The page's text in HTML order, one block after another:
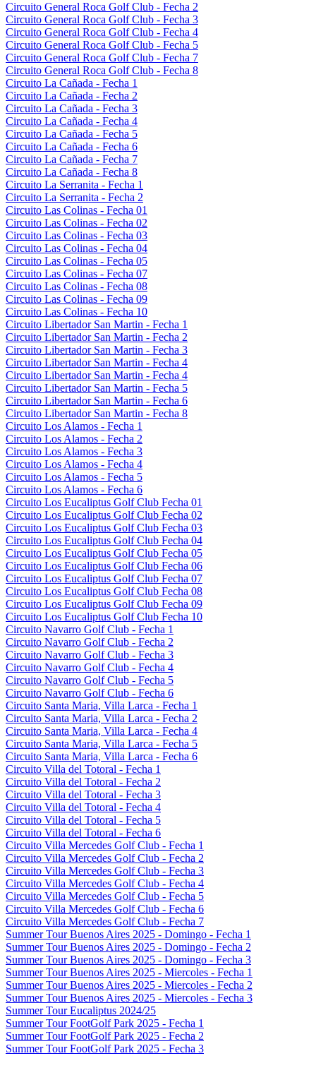
Circuito General Roca Golf Club - Fecha 2
Circuito General Roca Golf Club - Fecha 3
Circuito General Roca Golf Club - Fecha 4
Circuito General Roca Golf Club - Fecha 5
Circuito General Roca Golf Club - Fecha 7
Circuito General Roca Golf Club - Fecha 8
Circuito La Cañada - Fecha 1
Circuito La Cañada - Fecha 2
Circuito La Cañada - Fecha 3
Circuito La Cañada - Fecha 4
Circuito La Cañada - Fecha 5
Circuito La Cañada - Fecha 6
Circuito La Cañada - Fecha 7
Circuito La Cañada - Fecha 8
Circuito La Serranita - Fecha 1
Circuito La Serranita - Fecha 2
Circuito Las Colinas - Fecha 01
Circuito Las Colinas - Fecha 02
Circuito Las Colinas - Fecha 03
Circuito Las Colinas - Fecha 04
Circuito Las Colinas - Fecha 05
Circuito Las Colinas - Fecha 07
Circuito Las Colinas - Fecha 08
Circuito Las Colinas - Fecha 09
Circuito Las Colinas - Fecha 10
Circuito Libertador San Martin - Fecha 1
Circuito Libertador San Martin - Fecha 2
Circuito Libertador San Martin - Fecha 3
Circuito Libertador San Martin - Fecha 4
Circuito Libertador San Martin - Fecha 4
Circuito Libertador San Martin - Fecha 5
Circuito Libertador San Martin - Fecha 6
Circuito Libertador San Martin - Fecha 8
Circuito Los Alamos - Fecha 1
Circuito Los Alamos - Fecha 2
Circuito Los Alamos - Fecha 3
Circuito Los Alamos - Fecha 4
Circuito Los Alamos - Fecha 5
Circuito Los Alamos - Fecha 6
Circuito Los Eucaliptus Golf Club Fecha 01
Circuito Los Eucaliptus Golf Club Fecha 02
Circuito Los Eucaliptus Golf Club Fecha 03
Circuito Los Eucaliptus Golf Club Fecha 04
Circuito Los Eucaliptus Golf Club Fecha 05
Circuito Los Eucaliptus Golf Club Fecha 06
Circuito Los Eucaliptus Golf Club Fecha 07
Circuito Los Eucaliptus Golf Club Fecha 08
Circuito Los Eucaliptus Golf Club Fecha 09
Circuito Los Eucaliptus Golf Club Fecha 10
Circuito Navarro Golf Club - Fecha 1
Circuito Navarro Golf Club - Fecha 2
Circuito Navarro Golf Club - Fecha 3
Circuito Navarro Golf Club - Fecha 4
Circuito Navarro Golf Club - Fecha 5
Circuito Navarro Golf Club - Fecha 6
Circuito Santa Maria, Villa Larca - Fecha 1
Circuito Santa Maria, Villa Larca - Fecha 2
Circuito Santa Maria, Villa Larca - Fecha 4
Circuito Santa Maria, Villa Larca - Fecha 5
Circuito Santa Maria, Villa Larca - Fecha 6
Circuito Villa del Totoral - Fecha 1
Circuito Villa del Totoral - Fecha 2
Circuito Villa del Totoral - Fecha 3
Circuito Villa del Totoral - Fecha 4
Circuito Villa del Totoral - Fecha 5
Circuito Villa del Totoral - Fecha 6
Circuito Villa Mercedes Golf Club - Fecha 1
Circuito Villa Mercedes Golf Club - Fecha 2
Circuito Villa Mercedes Golf Club - Fecha 3
Circuito Villa Mercedes Golf Club - Fecha 4
Circuito Villa Mercedes Golf Club - Fecha 5
Circuito Villa Mercedes Golf Club - Fecha 6
Circuito Villa Mercedes Golf Club - Fecha 7
Summer Tour Buenos Aires 2025 - Domingo - Fecha 1
Summer Tour Buenos Aires 2025 - Domingo - Fecha 2
Summer Tour Buenos Aires 2025 - Domingo - Fecha 3
Summer Tour Buenos Aires 2025 - Miercoles - Fecha 1
Summer Tour Buenos Aires 2025 - Miercoles - Fecha 2
Summer Tour Buenos Aires 2025 - Miercoles - Fecha 3
Summer Tour Eucaliptus 2024/25
Summer Tour FootGolf Park 2025 - Fecha 1
Summer Tour FootGolf Park 2025 - Fecha 2
Summer Tour FootGolf Park 2025 - Fecha 3